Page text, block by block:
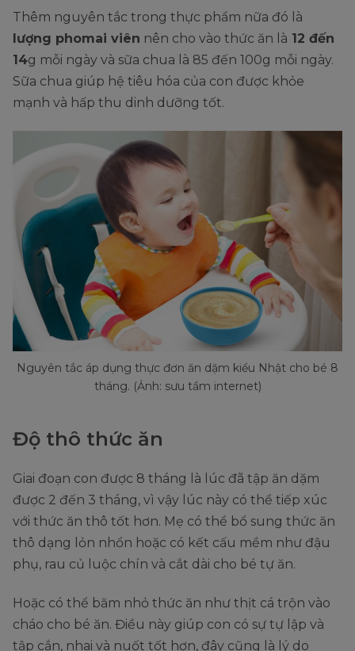
Thêm nguyên tắc trong thực phẩm nữa đó là
lượng phomai viên nên cho vào thức ăn là 12 đến
14g mỗi ngày và sữa chua là 85 đến 100g mỗi ngày.
Sữa chua giúp hệ tiêu hóa của con được khỏe
mạnh và hấp thu dinh dưỡng tốt.
Nguyên tắc áp dụng thực đơn ăn dặm kiểu Nhật cho bé 8
tháng. (Ảnh: sưu tầm internet)
Độ thô thức ăn
Giai đoạn con được 8 tháng là lúc đã tập ăn dặm
được 2 đến 3 tháng, vì vậy lúc này có thể tiếp xúc
với thức ăn thô tốt hơn. Mẹ có thể bổ sung thức ăn
thô dạng lỏn nhổn hoặc có kết cấu mềm như đậu
phụ, rau củ luộc chín và cắt dài cho bé tự ăn.
Hoặc có thể băm nhỏ thức ăn như thịt cá trộn vào
cháo cho bé ăn. Điều này giúp con có sự tự lập và
tập cắn, nhai và nuốt tốt hơn, đây cũng là lý do